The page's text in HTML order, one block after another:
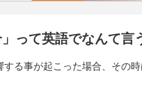
って英語でなんて言
る事が起こった場合、その